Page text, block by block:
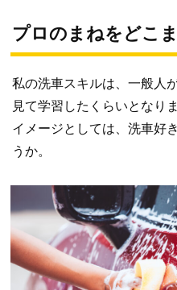
プロのまねをどこ
私の洗車スキルは、一般人
見て学習したくらいとなりま
イメージとしては、洗車好
うか。